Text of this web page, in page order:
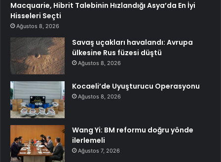
Macquarie, Hibrit Talebinin Hızlandığı Asya’da En İyi
Hisseleri Seçti
Ağustos 8, 2026
Savaş uçakları havalandı: Avrupa
ülkesine Rus füzesi düştü
Ağustos 8, 2026
Kocaeli’de Uyuşturucu Operasyonu
Ağustos 8, 2026
Wang Yi: BM reformu doğru yönde
ilerlemeli
Ağustos 7, 2026